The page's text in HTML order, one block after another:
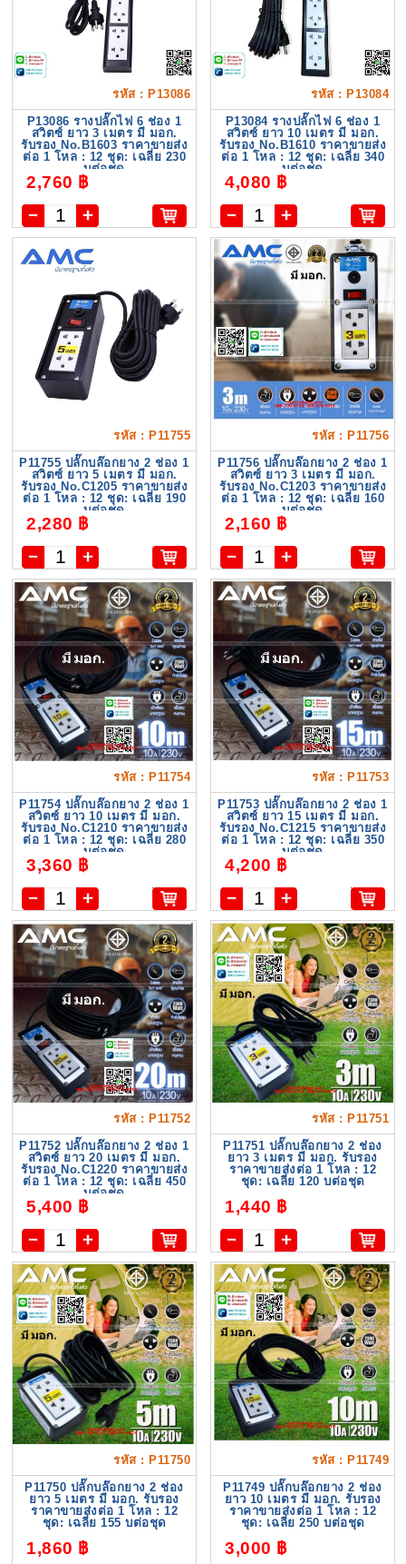
รหัส : P13086
P13086 รางปลั๊กไฟ 6 ช่อง 1
สวิตซ์ ยาว 3 เมตร มี มอก.
รับรอง No.B1603 ราคาขายส่ง
ต่อ 1 โหล : 12 ชุด: เฉลี่ย 230
บต่อชุด
2,760 ฿
รหัส : P13084
P13084 รางปลั๊กไฟ 6 ช่อง 1
สวิตซ์ ยาว 10 เมตร มี มอก.
รับรอง No.B1610 ราคาขายส่ง
ต่อ 1 โหล : 12 ชุด: เฉลี่ย 340
บต่อชุด
4,080 ฿
รหัส : P11755
P11755 ปลั๊กบล๊อกยาง 2 ช่อง 1
สวิตซ์ ยาว 5 เมตร มี มอก.
รับรอง No.C1205 ราคาขายส่ง
ต่อ 1 โหล : 12 ชุด: เฉลี่ย 190
บต่อชุด
2,280 ฿
รหัส : P11756
P11756 ปลั๊กบล๊อกยาง 2 ช่อง 1
สวิตซ์ ยาว 3 เมตร มี มอก.
รับรอง No.C1203 ราคาขายส่ง
ต่อ 1 โหล : 12 ชุด: เฉลี่ย 160
บต่อชุด
2,160 ฿
รหัส : P11754
P11754 ปลั๊กบล๊อกยาง 2 ช่อง 1
สวิตซ์ ยาว 10 เมตร มี มอก.
รับรอง No.C1210 ราคาขายส่ง
ต่อ 1 โหล : 12 ชุด: เฉลี่ย 280
บต่อชุด
3,360 ฿
รหัส : P11753
P11753 ปลั๊กบล๊อกยาง 2 ช่อง 1
สวิตซ์ ยาว 15 เมตร มี มอก.
รับรอง No.C1215 ราคาขายส่ง
ต่อ 1 โหล : 12 ชุด: เฉลี่ย 350
บต่อชุด
4,200 ฿
รหัส : P11752
P11752 ปลั๊กบล๊อกยาง 2 ช่อง 1
สวิตซ์ ยาว 20 เมตร มี มอก.
รับรอง No.C1220 ราคาขายส่ง
ต่อ 1 โหล : 12 ชุด: เฉลี่ย 450
บต่อชุด
5,400 ฿
รหัส : P11751
P11751 ปลั๊กบล๊อกยาง 2 ช่อง
ยาว 3 เมตร มี มอก. รับรอง
ราคาขายส่งต่อ 1 โหล : 12
ชุด: เฉลี่ย 120 บต่อชุด
1,440 ฿
รหัส : P11750
P11750 ปลั๊กบล๊อกยาง 2 ช่อง
ยาว 5 เมตร มี มอก. รับรอง
ราคาขายส่งต่อ 1 โหล : 12
ชุด: เฉลี่ย 155 บต่อชุด
1,860 ฿
รหัส : P11749
P11749 ปลั๊กบล๊อกยาง 2 ช่อง
ยาว 10 เมตร มี มอก. รับรอง
ราคาขายส่งต่อ 1 โหล : 12
ชุด: เฉลี่ย 250 บต่อชุด
3,000 ฿